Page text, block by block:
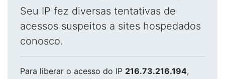
Seu IP fez diversas tentativas de
acessos suspeitos a sites hospedados
conosco.
Para liberar o acesso do IP 216.73.216.194,